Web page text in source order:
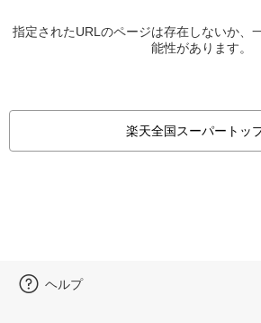
指定されたURLのページは存在しないか、
能性があります。
楽天全国スーパートッ
ヘルプ